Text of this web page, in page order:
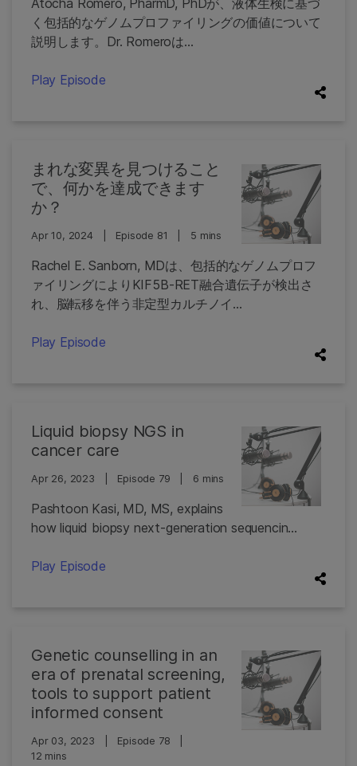
く包括的なゲノムプロファイリングの価値について
説明します。Dr. Romeroは...
Play Episode
まれな変異を見つけること
で、何かを達成できます
か？
Apr 10, 2024 Episode 81 5 mins
Rachel E. Sanborn, MDは、包括的なゲノムプロフ
ァイリングによりKIF5B-RET融合遺伝子が検出さ
れ、脳転移を伴う非定型カルチノイ...
Play Episode
Liquid biopsy NGS in
cancer care
Apr 26, 2023 Episode 79 6 mins
Pashtoon Kasi, MD, MS, explains
how liquid biopsy next-generation sequencin...
Play Episode
Genetic counselling in an
era of prenatal screening,
tools to support patient
informed consent
Apr 03, 2023 Episode 78
12 mins